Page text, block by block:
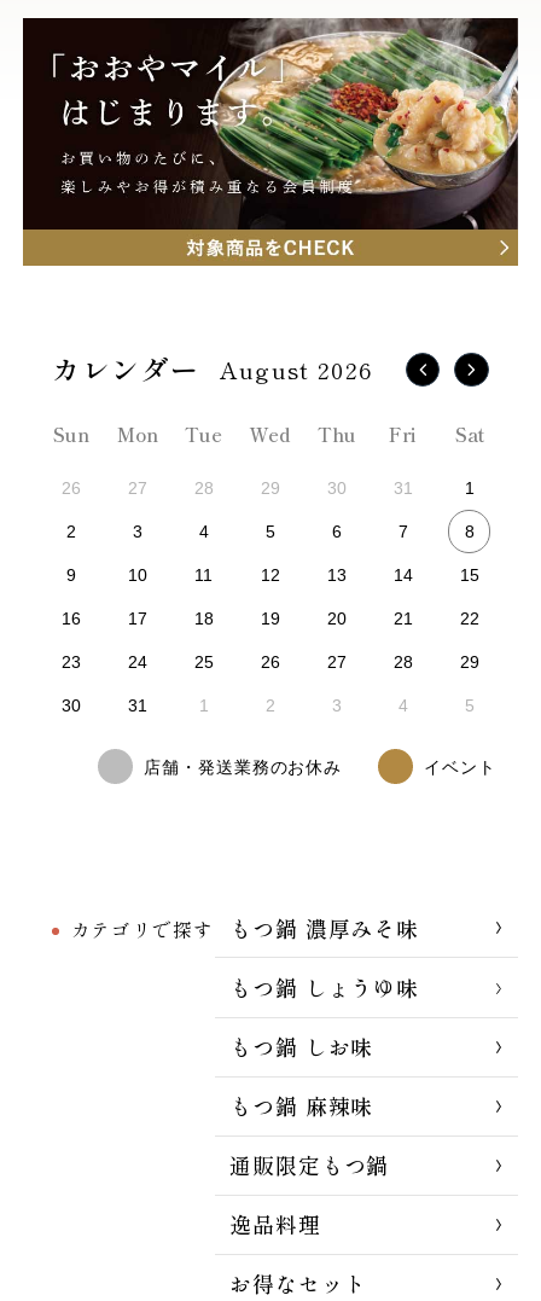
カテゴリで探す
もつ鍋 濃厚みそ味
もつ鍋 しょうゆ味
もつ鍋 しお味
もつ鍋 麻辣味
通販限定もつ鍋
逸品料理
お得なセット
August 2026
Sun Mon Tue Wed Thu Fri Sat
26 27 28 29 30 31 1
2 3 4 5 6 7 8
9 10 11 12 13 14 15
16 17 18 19 20 21 22
23 24 25 26 27 28 29
30 31 1 2 3 4 5
店舗・発送業務のお休み イベント